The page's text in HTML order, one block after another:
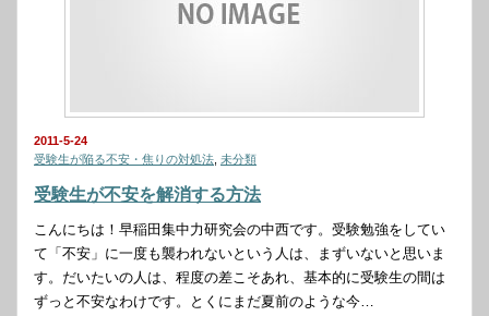
2011-5-24
受験生が陥る不安・焦りの対処法 未分類
受験生が不安を解消する方法
こんにちは！早稲田集中力研究会の中西です。受験勉強をしてい
て「不安」に一度も襲われないという人は、まずいないと思いま
す。だいたいの人は、程度の差こそあれ、基本的に受験生の間は
ずっと不安なわけです。とくにまだ夏前のような今…